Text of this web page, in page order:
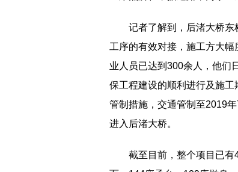
记者了解到，后渚大桥
工序的有效对接，施工方大
业人员已达到300余人，他们
保工程建设的顺利进行及施
管制措施，交通管制至2019
进入后渚大桥。
截至目前，整个项目已